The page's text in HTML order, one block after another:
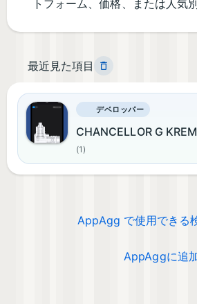
トフォーム、価格、または人気
最近見た項目
デベロッパー
CHANCELLOR G
(1)
AppAgg で使用できる
AppAggに追